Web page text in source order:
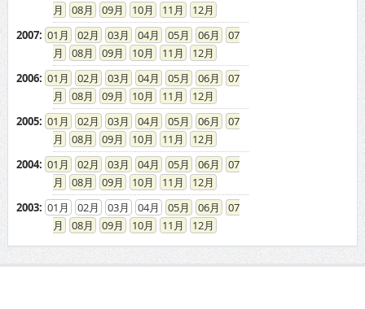
08
09 10 11
12
2007: 01 02 03 04 05 06
07
08
09 10 11
12
2006: 01 02 03 04 05 06
07
08
09 10 11
12
2005: 01 02 03 04 05 06
07
08
09 10 11
12
2004: 01 02 03 04 05 06
07
08
09 10 11
12
2003: 01 02 03 04 05 06
07
08
09 10 11 12